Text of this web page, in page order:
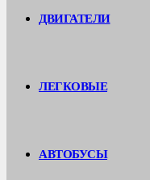
ДВИГАТЕЛИ
ЛЕГКОВЫЕ
АВТОБУСЫ